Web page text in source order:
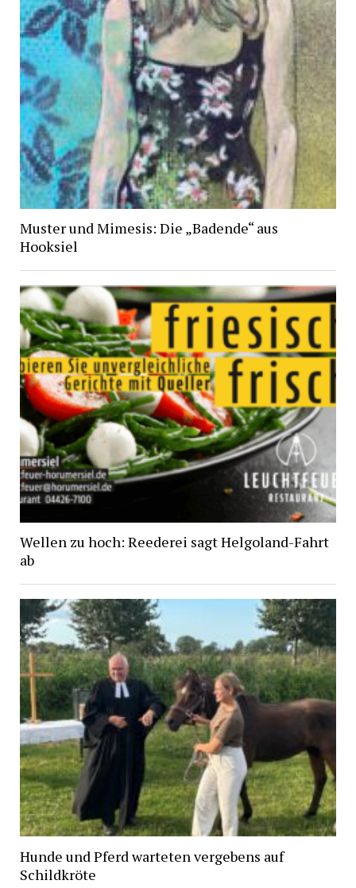
Muster und Mimesis: Die „Badende“ aus
Hooksiel
Wellen zu hoch: Reederei sagt Helgoland-Fahrt
ab
Hunde und Pferd warteten vergebens auf
Schildkröte